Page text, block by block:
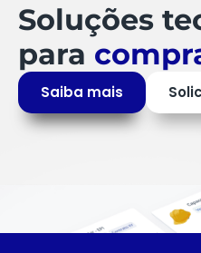
Soluções
para
Saiba mais